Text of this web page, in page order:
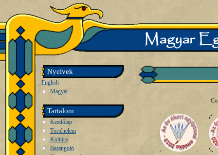
Nyelvek
English
Magyar
Tartalom
Kezdőlap
Történelem
Kultúra
Barangoló